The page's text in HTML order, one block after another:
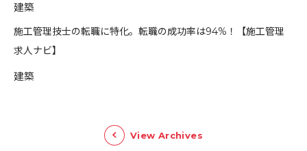
建築
​施工管理技士の転職に特化。転職の成功率は94%！【施工管理
求人ナビ】
建築
View Archives